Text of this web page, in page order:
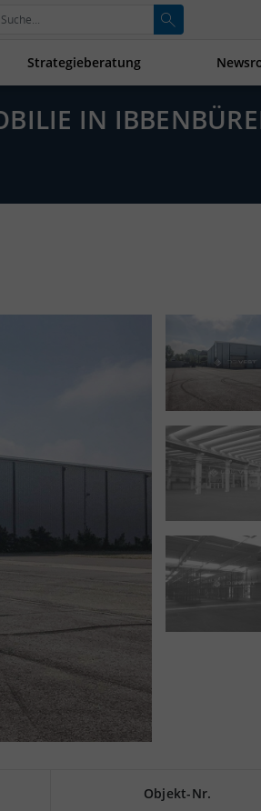
Strategieberatung
IN
Objekt-Nr.